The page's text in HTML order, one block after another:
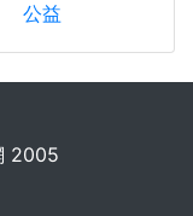
公益
2005